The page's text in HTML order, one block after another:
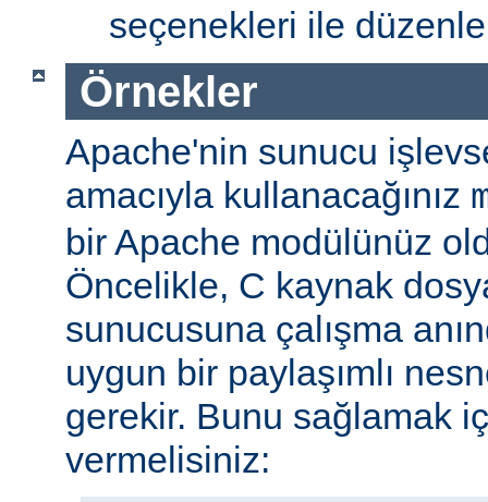
seçenekleri ile
Örnekler
Apache'nin sunucu
amacıyla kullanacağınız
bir Apache modülünüz
Öncelikle, C kaynak
sunucusuna çalışma
uygun bir paylaşımlı
gerekir. Bunu sağlamak
vermelisiniz: